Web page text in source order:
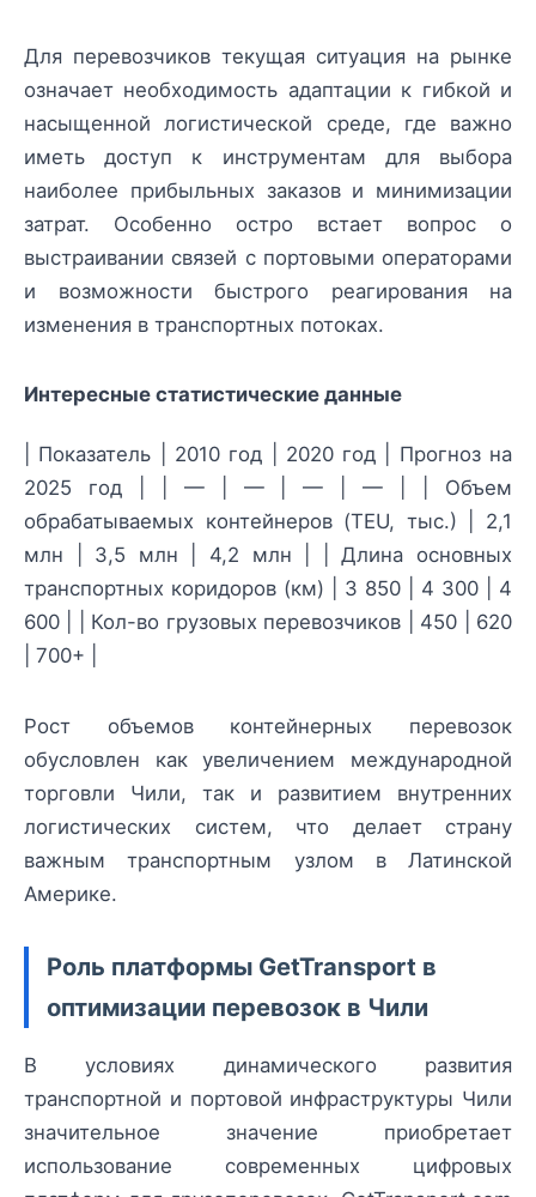
Для перевозчиков текущая ситуация на рынке
означает необходимость адаптации к гибкой и
насыщенной логистической среде, где важно
иметь доступ к инструментам для выбора
наиболее прибыльных заказов и минимизации
затрат. Особенно остро встает вопрос о
выстраивании связей с портовыми операторами
и возможности быстрого реагирования на
изменения в транспортных потоках.
Интересные статистические данные
| Показатель | 2010 год | 2020 год | Прогноз на
2025 год | | — | — | — | — | | Объем
обрабатываемых контейнеров (TEU, тыс.) | 2,1
млн | 3,5 млн | 4,2 млн | | Длина основных
транспортных коридоров (км) | 3 850 | 4 300 | 4
600 | | Кол-во грузовых перевозчиков | 450 | 620
| 700+ |
Рост объемов контейнерных перевозок
обусловлен как увеличением международной
торговли Чили, так и развитием внутренних
логистических систем, что делает страну
важным транспортным узлом в Латинской
Америке.
Роль платформы GetTransport в
оптимизации перевозок в Чили
В условиях динамического развития
транспортной и портовой инфраструктуры Чили
значительное значение приобретает
использование современных цифровых